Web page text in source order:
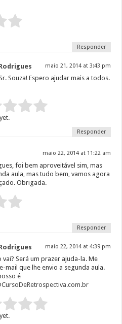
Submit Rating
Responder
maio 21, 2014 at 3:43 pm
Souza! Espero ajudar mais a todos.
Submit Rating
Responder
maio 22, 2014 at 11:22 am
foi bem aproveitável sim, mas
aula, mas tudo bem, vamos agora
Obrigada.
Submit Rating
Responder
maio 22, 2014 at 4:39 pm
vai? Será um prazer ajuda-la. Me
mail que lhe envio a segunda aula.
é
Submit Rating